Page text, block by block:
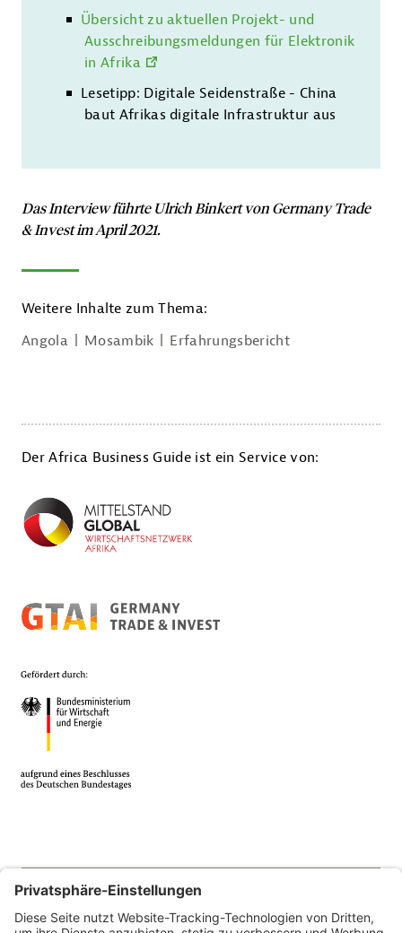
Übersicht zu aktuellen Projekt- und
Ausschreibungsmeldungen für Elektronik
in Afrika
Lesetipp: Digitale Seidenstraße - China
baut Afrikas digitale Infrastruktur aus
Das Interview führte Ulrich Binkert von Germany Trade
& Invest im April 2021.
Weitere Inhalte zum Thema:
Angola
Mosambik Erfahrungsbericht
Der Africa Business Guide ist ein Service von:
© 2026 Africa Business Guide